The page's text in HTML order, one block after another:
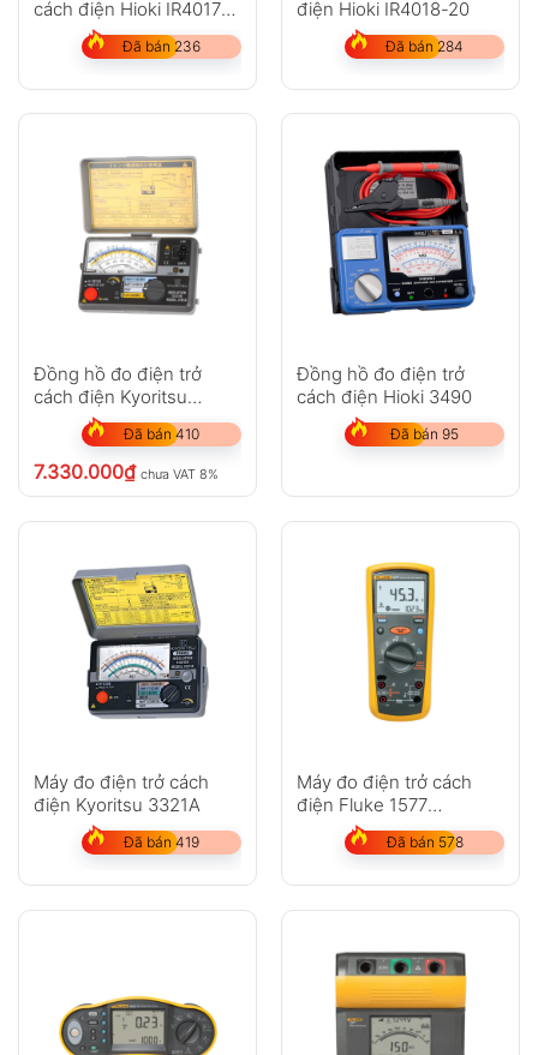
cách điện Hioki IR4017-
Đã bán 236
điện Hioki IR4018-20
Đã bán 284
Đồng hồ đo điện trở
cách điện Kyoritsu
3161A (20MΩ/100MΩ)
Đã bán 410
7.330.000₫ chưa VAT 8%
Đồng hồ đo điện trở
cách điện Hioki 3490
Đã bán 95
Máy đo điện trở cách
điện Kyoritsu 3321A
Đã bán 419
Máy đo điện trở cách
điện Fluke 1577
Insulation Multimeter
Đã bán 578